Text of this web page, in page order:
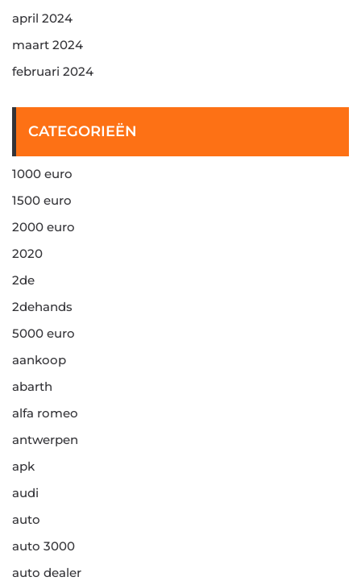
april 2024
maart 2024
februari 2024
CATEGORIEËN
1000 euro
1500 euro
2000 euro
2020
2de
2dehands
5000 euro
aankoop
abarth
alfa romeo
antwerpen
apk
audi
auto
auto 3000
auto dealer